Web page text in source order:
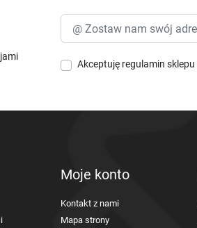
Akceptuję regulamin sklepu
Moje konto
Kontakt z nami
Mapa strony